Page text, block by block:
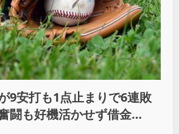
9安打も1点止まりで6連敗
闘も好機活かせず借金